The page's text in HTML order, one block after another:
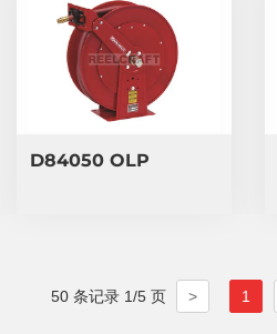
​D84050 OLP
50 条记录 1/5 页 > 1